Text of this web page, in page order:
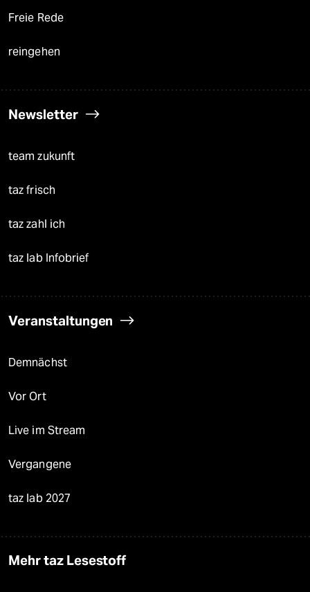
Freie Rede
reingehen
Newsletter
team zukunft
taz frisch
taz zahl ich
taz lab Infobrief
Veranstaltungen
Demnächst
Vor Ort
Live im Stream
Vergangene
taz lab 2027
Mehr taz Lesestoff